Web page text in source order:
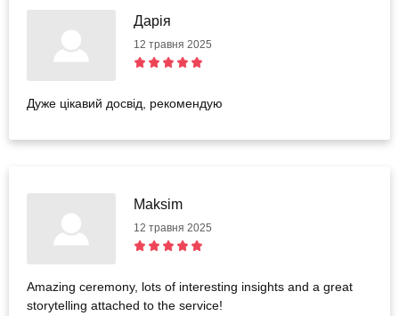
Дарія
12 травня 2025
Дуже цікавий досвід, рекомендую
Maksim
12 травня 2025
Amazing ceremony, lots of interesting insights and a great
storytelling attached to the service!